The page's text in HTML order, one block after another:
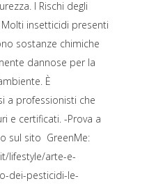
I Rischi degli
insetticidi presenti
sostanze chimiche
dannose per la
È
a professionisti che
e certificati. -Prova a
sul sito GreenMe:
lifestyle/arte-e-
dei-pesticidi-le-